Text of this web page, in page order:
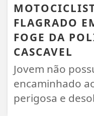
FLAGRADO
FOGE DA
CASCAVEL
Jovem não
encaminhado
perigosa e